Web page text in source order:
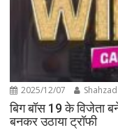
2025/12/07
बिग बॉस 19 के विजेता
बनकर उठाया ट्रॉफी